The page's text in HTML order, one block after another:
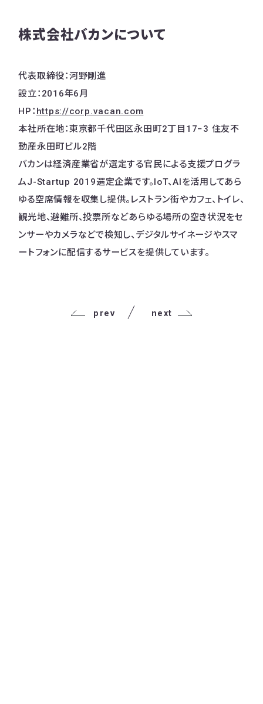
株式会社バカンについて
代表取締役：河野剛進
設立：2016年6月
HP： https://corp.vacan.com
本社所在地：東京都千代田区永田町2丁目17−3 住友不
動産永田町ビル2階
バカンは経済産業省が選定する官民による支援プログラ
ムJ-Startup 2019選定企業です。IoT、AIを活用してあら
ゆる空席情報を収集し提供。レストラン街やカフェ、トイレ、
観光地、避難所、投票所などあらゆる場所の空き状況をセ
ンサーやカメラなどで検知し、デジタルサイネージやスマ
ートフォンに配信するサービスを提供しています。
prev next